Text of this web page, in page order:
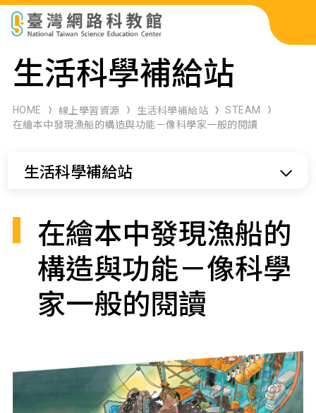
科展作品檢索
科學研習月刊
生活科學補給站
HOME 線上學習資源 生活科學補給站
STEAM
在繪本中發現漁船的構造與功能－像科學家一般的閱讀
生活科學補給站
在繪本中發現漁船的
構造與功能－像科學
家一般的閱讀